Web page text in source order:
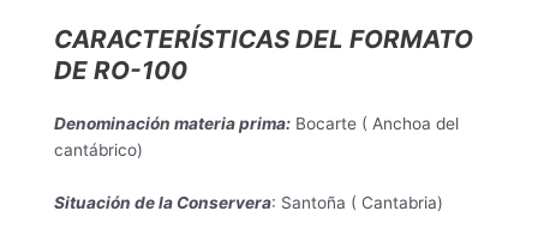
CARACTERÍSTICAS DEL FORMATO
DE RO-100
Denominación materia prima: Bocarte ( Anchoa del
cantábrico)
Situación de la Conservera: Santoña ( Cantabria)